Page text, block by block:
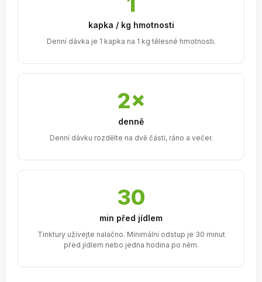
kapka / kg hmotnosti
Denní dávka je 1 kapka na 1 kg tělesné hmotnosti.
2×
denně
Denní dávku rozdělte na dvě části, ráno a večer.
30
min před jídlem
Tinktury užívejte nalačno. Minimální odstup je 30 minut
před jídlem nebo jedna hodina po něm.